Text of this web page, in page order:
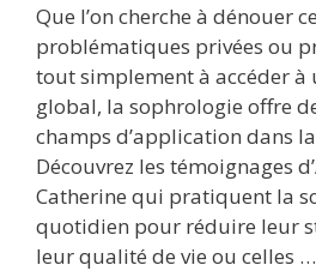
Que l’on cherche à dénouer
problématiques privées ou
tout simplement à accéder à
global, la sophrologie offre
champs d’application dans
Découvrez les témoignages
Catherine qui pratiquent la
quotidien pour réduire leur
leur qualité de vie ou celles …